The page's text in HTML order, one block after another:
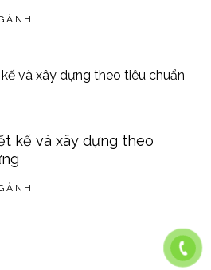
kế và xây dựng theo